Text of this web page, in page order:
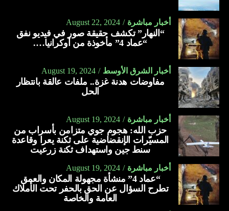
أخبار مباشرة August 22, 2024
“النهار” تكشف حقيقة صور في فيديو نفق
“عماد 4” مأخوذة من أوكرانيا….
أخبار الشرق الأوسط August 19, 2024
مفاوضات هدنة غزة.. ملفات عالقة بانتظار
الحل
أخبار مباشرة August 19, 2024
حزب الله: هجوم جوي متزامن بأسراب من
المسيّرات الإنقضاضية على ثكنة يعرا وقاعدة
سنط جين واستهداف ثكنة زرعيت
أخبار مباشرة August 19, 2024
“عماد 4” منشأة مجهولة المكان والعمق
تطرح السؤال عن الحق بالحفر تحت الأملاك
العامة والخاصة